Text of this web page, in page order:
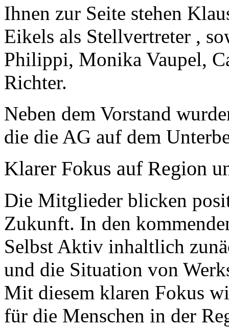
Ihnen zur Seite stehen
Eikels als Stellvertreter ,
Philippi, Monika Vaupel,
Richter.
Neben dem Vorstand
die die AG auf dem
Klarer Fokus auf Region
Die Mitglieder blicken
Zukunft. In den
Selbst Aktiv inhaltlich
und die Situation von
Mit diesem klaren Fokus
für die Menschen in der